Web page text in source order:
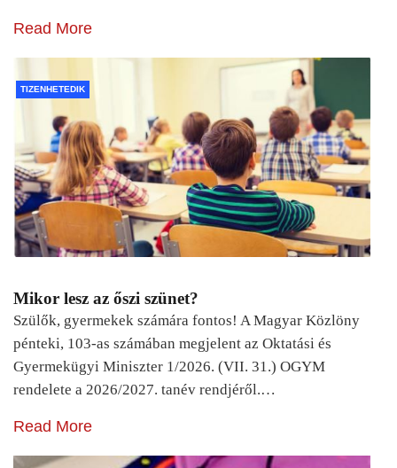
Read More
TIZENHETEDIK
Mikor lesz az őszi szünet?
Szülők, gyermekek számára fontos! A Magyar Közlöny
pénteki, 103-as számában megjelent az Oktatási és
Gyermekügyi Miniszter 1/2026. (VII. 31.) OGYM
rendelete a 2026/2027. tanév rendjéről.…
Read More